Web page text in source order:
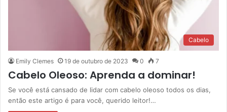
Cabelo
Emily Clemes 19 de outubro de 2023 0 7
Cabelo Oleoso: Aprenda a dominar!
Se você está cansado de lidar com cabelo oleoso todos os dias,
então este artigo é para você, querido leitor!…